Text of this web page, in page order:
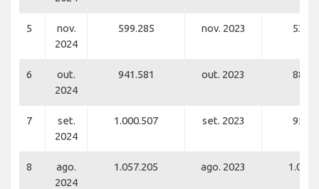
5
nov.
2024
599.285 nov. 2023
6
out.
2024
941.581 out. 2023
7
set.
2024
1.000.507 set. 2023
8
ago.
2024
1.057.205 ago. 2023